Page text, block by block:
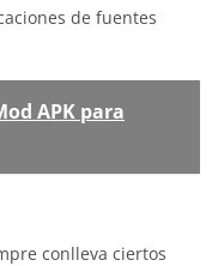
de fuentes
APK para
conlleva ciertos